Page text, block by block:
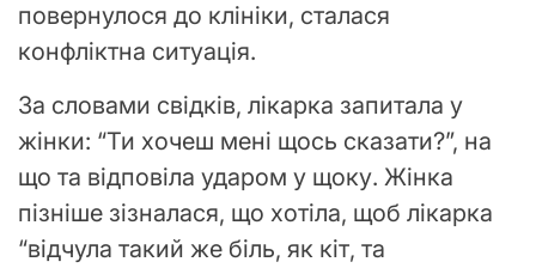
повернулося до клініки, сталася
конфліктна ситуація.
За словами свідків, лікарка запитала у
жінки: “Ти хочеш мені щось сказати?”, на
що та відповіла ударом у щоку. Жінка
пізніше зізналася, що хотіла, щоб лікарка
“відчула такий же біль, як кіт, та